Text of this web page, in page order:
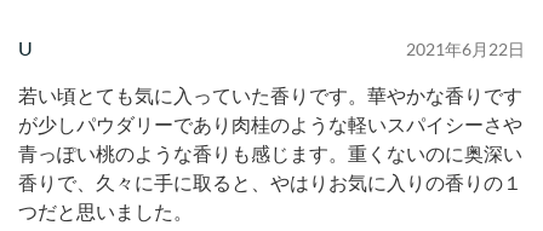
U 2021年6月22日
若い頃とても気に入っていた香りです。華やかな香りです
が少しパウダリーであり肉桂のような軽いスパイシーさや
青っぽい桃のような香りも感じます。重くないのに奥深い
香りで、久々に手に取ると、やはりお気に入りの香りの１
つだと思いました。